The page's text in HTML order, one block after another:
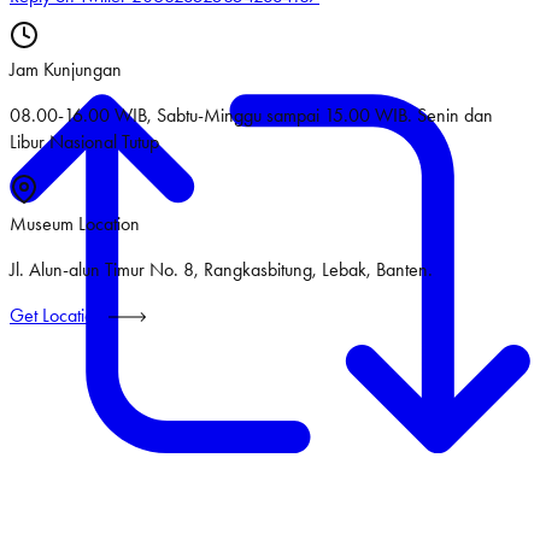
Jam Kunjungan
08.00-16.00 WIB, Sabtu-Minggu sampai 15.00 WIB. Senin dan
Libur Nasional Tutup
Museum Location
Jl. Alun-alun Timur No. 8, Rangkasbitung, Lebak, Banten.
Get Location